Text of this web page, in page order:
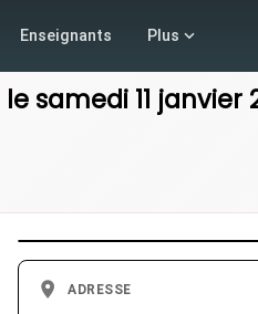
Enseignants Plus
le samedi 11 janvier
ADRESSE